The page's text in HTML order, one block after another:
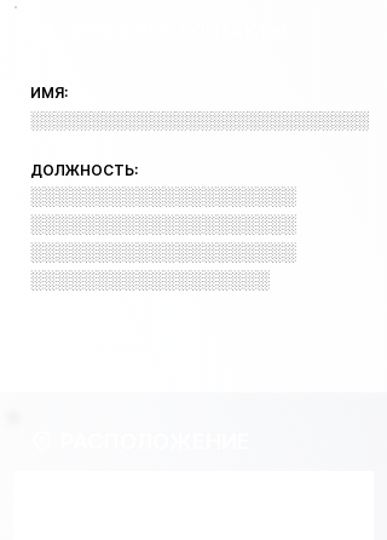
ИМЯ:
░░░░░░░░░░░░░░░░░░░░░░░░░░░░
ДОЛЖНОСТЬ:
░░░░░░░░░░░░░░░░░░░░
░░░░░░░░░░░░░░░░░░░░
░░░░░░░░░░░░░░░░░░░░
░░░░░░░░░░░░░░░░░░